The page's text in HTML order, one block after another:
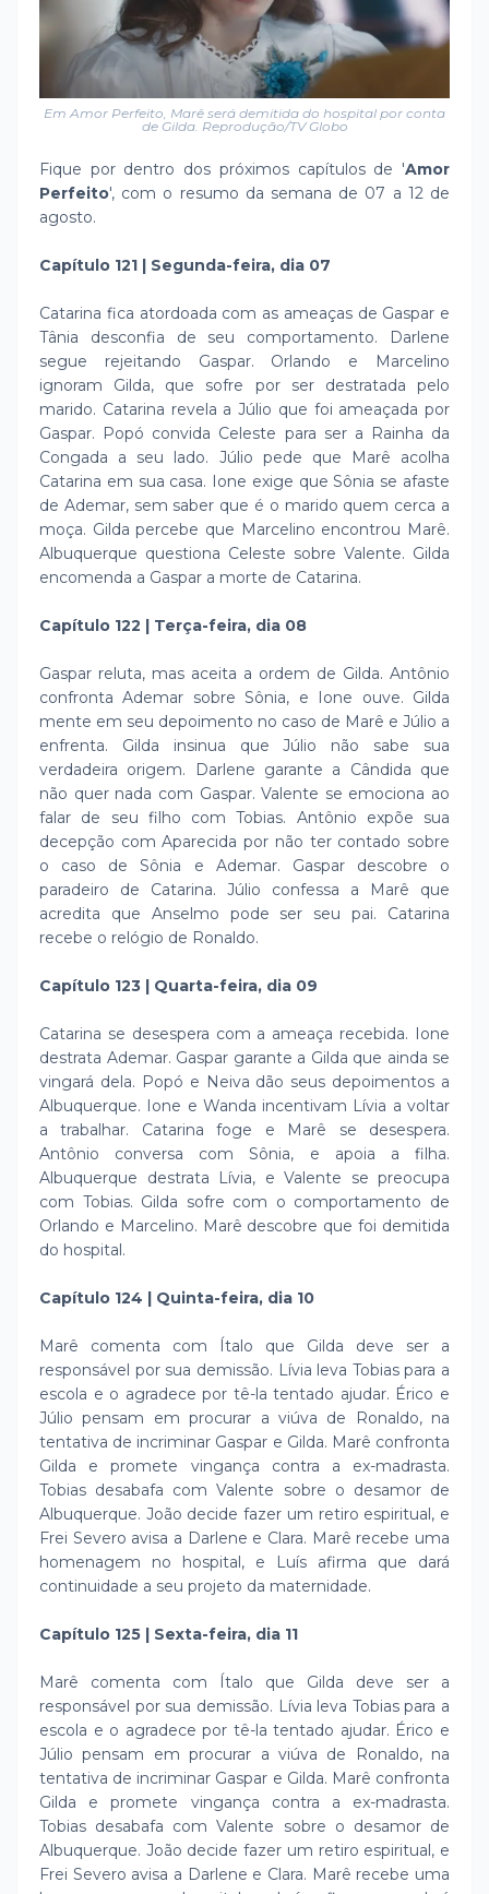
Em Amor Perfeito, Marê será demitida do hospital por conta
de Gilda. Reprodução/TV Globo
Fique por dentro dos próximos capítulos de 'Amor
Perfeito', com o resumo da semana de 07 a 12 de
agosto.
Capítulo 121 | Segunda-feira, dia 07
Catarina fica atordoada com as ameaças de Gaspar e
Tânia desconfia de seu comportamento. Darlene
segue rejeitando Gaspar. Orlando e Marcelino
ignoram Gilda, que sofre por ser destratada pelo
marido. Catarina revela a Júlio que foi ameaçada por
Gaspar. Popó convida Celeste para ser a Rainha da
Congada a seu lado. Júlio pede que Marê acolha
Catarina em sua casa. Ione exige que Sônia se afaste
de Ademar, sem saber que é o marido quem cerca a
moça. Gilda percebe que Marcelino encontrou Marê.
Albuquerque questiona Celeste sobre Valente. Gilda
encomenda a Gaspar a morte de Catarina.
Capítulo 122 | Terça-feira, dia 08
Gaspar reluta, mas aceita a ordem de Gilda. Antônio
confronta Ademar sobre Sônia, e Ione ouve. Gilda
mente em seu depoimento no caso de Marê e Júlio a
enfrenta. Gilda insinua que Júlio não sabe sua
verdadeira origem. Darlene garante a Cândida que
não quer nada com Gaspar. Valente se emociona ao
falar de seu filho com Tobias. Antônio expõe sua
decepção com Aparecida por não ter contado sobre
o caso de Sônia e Ademar. Gaspar descobre o
paradeiro de Catarina. Júlio confessa a Marê que
acredita que Anselmo pode ser seu pai. Catarina
recebe o relógio de Ronaldo.
Capítulo 123 | Quarta-feira, dia 09
Catarina se desespera com a ameaça recebida. Ione
destrata Ademar. Gaspar garante a Gilda que ainda se
vingará dela. Popó e Neiva dão seus depoimentos a
Albuquerque. Ione e Wanda incentivam Lívia a voltar
a trabalhar. Catarina foge e Marê se desespera.
Antônio conversa com Sônia, e apoia a filha.
Albuquerque destrata Lívia, e Valente se preocupa
com Tobias. Gilda sofre com o comportamento de
Orlando e Marcelino. Marê descobre que foi demitida
do hospital.
Capítulo 124 | Quinta-feira, dia 10
Marê comenta com Ítalo que Gilda deve ser a
responsável por sua demissão. Lívia leva Tobias para a
escola e o agradece por tê-la tentado ajudar. Érico e
Júlio pensam em procurar a viúva de Ronaldo, na
tentativa de incriminar Gaspar e Gilda. Marê confronta
Gilda e promete vingança contra a ex-madrasta.
Tobias desabafa com Valente sobre o desamor de
Albuquerque. João decide fazer um retiro espiritual, e
Frei Severo avisa a Darlene e Clara. Marê recebe uma
homenagem no hospital, e Luís afirma que dará
continuidade a seu projeto da maternidade.
Capítulo 125 | Sexta-feira, dia 11
Marê comenta com Ítalo que Gilda deve ser a
responsável por sua demissão. Lívia leva Tobias para a
escola e o agradece por tê-la tentado ajudar. Érico e
Júlio pensam em procurar a viúva de Ronaldo, na
tentativa de incriminar Gaspar e Gilda. Marê confronta
Gilda e promete vingança contra a ex-madrasta.
Tobias desabafa com Valente sobre o desamor de
Albuquerque. João decide fazer um retiro espiritual, e
Frei Severo avisa a Darlene e Clara. Marê recebe uma